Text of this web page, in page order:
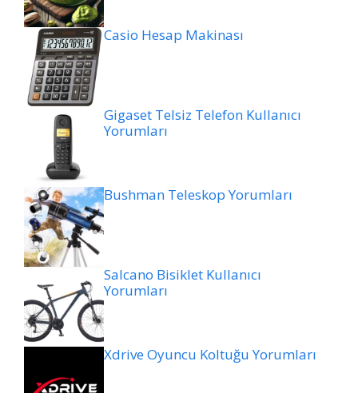
Casio Hesap Makinası
Gigaset Telsiz Telefon Kullanıcı
Yorumları
Bushman Teleskop Yorumları
Salcano Bisiklet Kullanıcı
Yorumları
Xdrive Oyuncu Koltuğu Yorumları